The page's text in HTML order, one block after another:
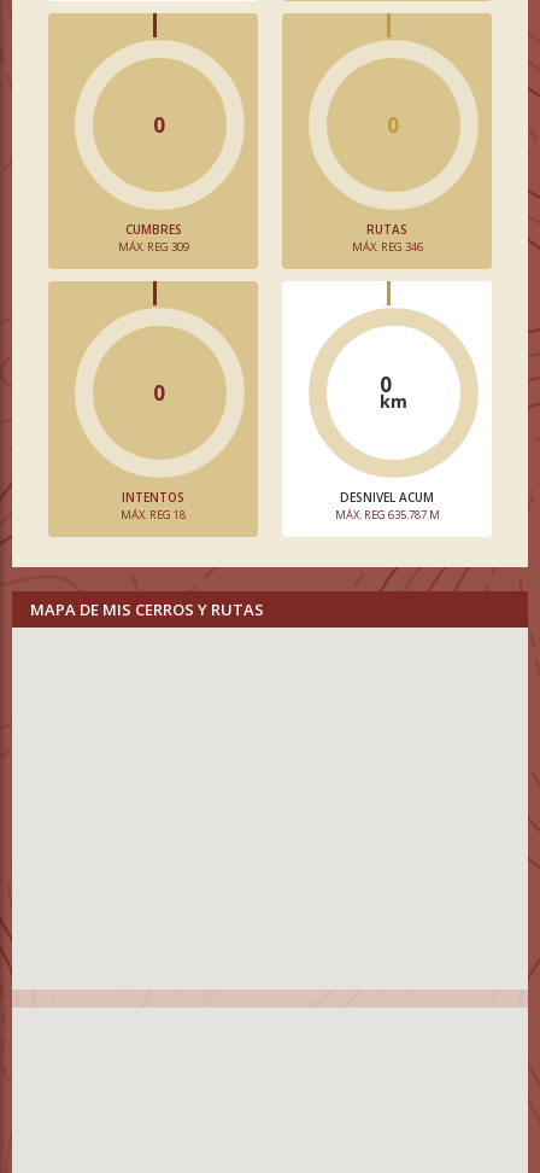
0
CUMBRES
MÁX. REG 309
0
RUTAS
MÁX. REG 346
0
INTENTOS
MÁX. REG 18
0
km
DESNIVEL ACUM
MÁX. REG 635.787 M
MAPA DE MIS CERROS Y RUTAS